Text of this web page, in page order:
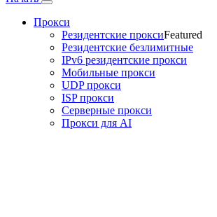
Прокси
Резидентские проксиFeatured
Резидентские безлимитные
IPv6 резидентские прокси
Мобильные прокси
UDP прокси
ISP прокси
Серверные прокси
Прокси для AI